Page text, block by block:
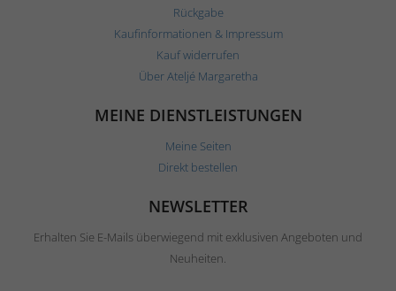
Rückgabe
Kaufinformationen & Impressum
Kauf widerrufen
Über Ateljé Margaretha
MEINE DIENSTLEISTUNGEN
Meine Seiten
Direkt bestellen
NEWSLETTER
Erhalten Sie E-Mails überwiegend mit exklusiven Angeboten und
Neuheiten.